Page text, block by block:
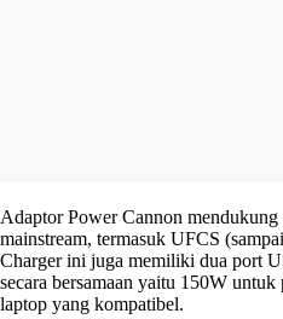
Adaptor Power Cannon
mainstream, termasuk UFCS
Charger ini juga memiliki dua port
secara bersamaan yaitu 150W untuk
laptop yang kompatibel.